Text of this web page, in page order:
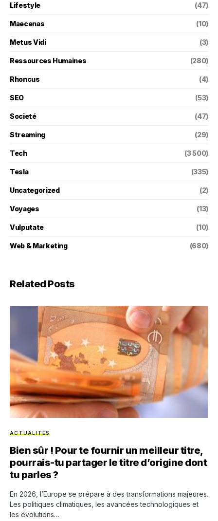
Lifestyle (47)
Maecenas (10)
Metus Vidi (3)
Ressources Humaines (280)
Rhoncus (4)
SEO (53)
Societé (47)
Streaming (29)
Tech (3 500)
Tesla (335)
Uncategorized (2)
Voyages (13)
Vulputate (10)
Web & Marketing (680)
Related Posts
ACTUALITÉS
Bien sûr ! Pour te fournir un meilleur titre,
pourrais-tu partager le titre d’origine dont
tu parles ?
En 2026, l’Europe se prépare à des transformations majeures.
Les politiques climatiques, les avancées technologiques et
les évolutions…